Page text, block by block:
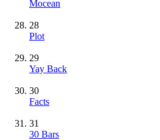
Mocean
28
Plot
29
Yay Back
30
Facts
31
30 Bars